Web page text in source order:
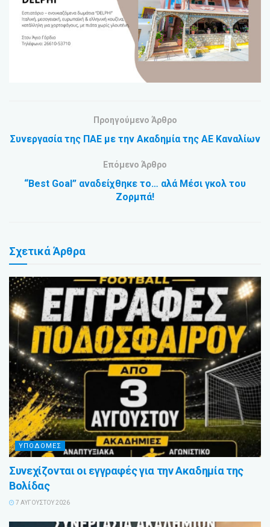
Προηγούμενο Άρθρο
Συνεργασία της ΠΑΕ με την Ακαδημία της ΑΕ Καναλίων
Επόμενο Άρθρο
“Best Goal” αναδείχθηκε το… αλά Μέσι γκολ του
Ζορμπά!
ΣχετικάΆρθρα
ΥΠΟΔΟΜΕΣ
Συνεχίζονται οι εγγραφές για την Ακαδημία της
Βολίδας
7 ΑΥΓΟΎΣΤΟΥ 2026